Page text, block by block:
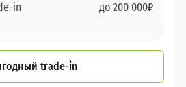
in
до 200 000₽
trade-in